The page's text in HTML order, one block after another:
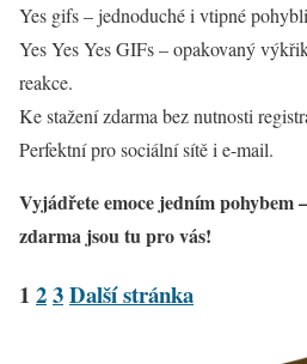
Yes gifs – jednoduché i vtipné
Yes Yes Yes GIFs – opakovaný
reakce.
Ke stažení zdarma bez nutnosti
Perfektní pro sociální sítě i e-mail.
Vyjádřete emoce jedním pohybem
zdarma jsou tu pro vás!
123Další stránka